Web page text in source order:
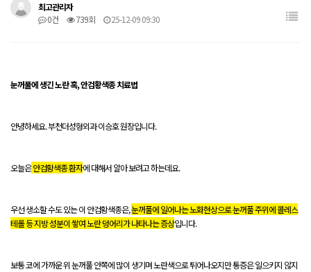
최고관리자
0건
739회 25-12-09 09:30
눈꺼풀에 생긴 노란 혹, 안검황색종 치료법
안녕하세요. 부천더성형외과 이승호 원장입니다.
오늘은안검황색종 환자에 대해서 알아 보려고 하는데요.
우선 생소할 수도 있는 이 안검황색종은,눈꺼풀에 일어나는 노화현상으로 눈꺼풀 주위에 콜레스
테롤 등 지방 성분이 쌓여 노란 덩어리가 나타나는 증상입니다.
보통 코에 가까운 위 눈꺼풀 안쪽에 많이 생기며 노란색으로 튀어나오지만 통증은 일으키지 않지